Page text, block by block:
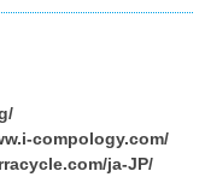
compology.com/
ja-JP/